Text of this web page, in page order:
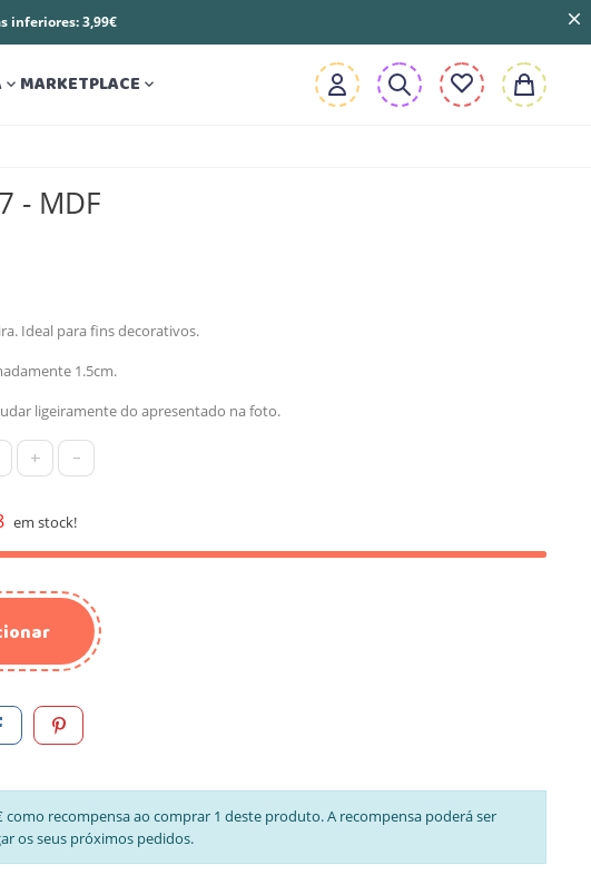
inferiores: 3,99€
 MARKETPLACE 
- MDF
Ideal para fins decorativos.
1.5cm.
ligeiramente do apresentado na foto.
+ -
em stock!
como recompensa ao comprar 1 deste produto. A recompensa poderá ser
os seus próximos pedidos.